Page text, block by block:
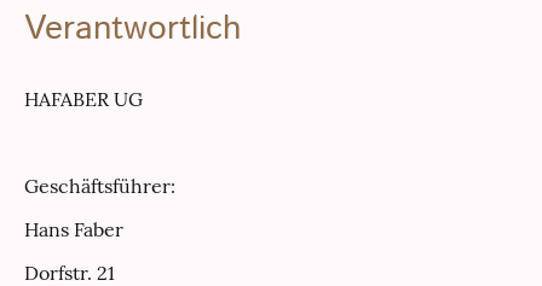
Verantwortlich
HAFABER UG
Geschäftsführer:
Hans Faber
Dorfstr. 21